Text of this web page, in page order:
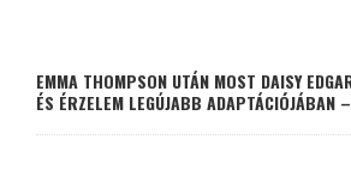
EMMA THOMPSON UTÁN MOST DAISY
ÉS ÉRZELEM LEGÚJABB ADAPTÁCIÓJÁBAN